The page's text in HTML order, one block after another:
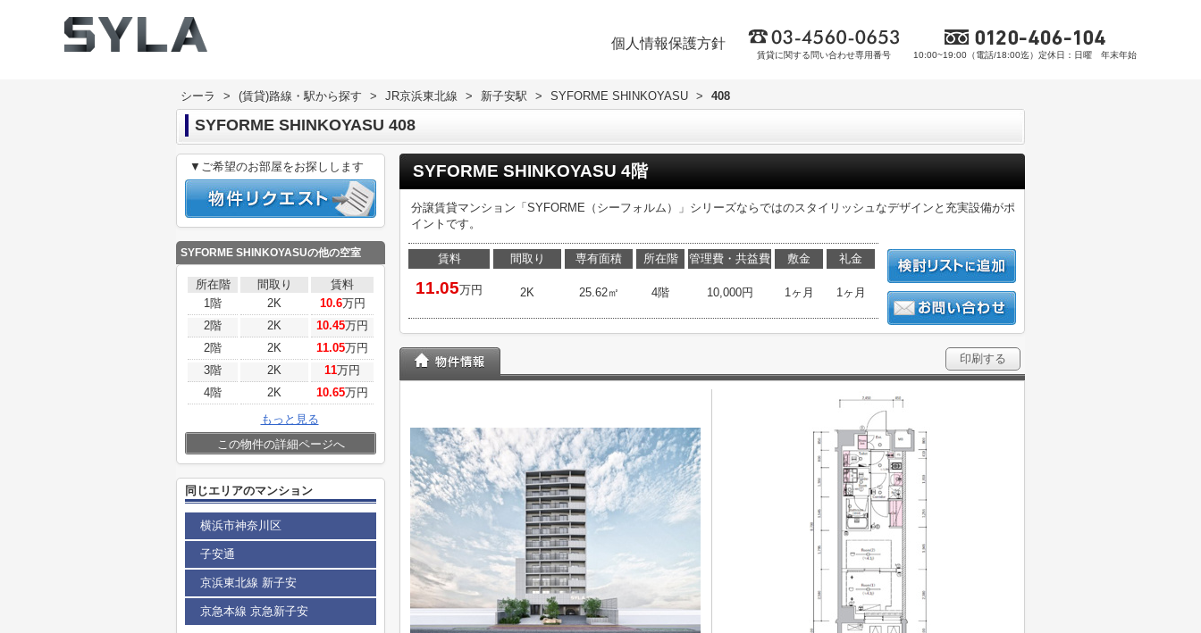
個人情報保護方針
賃貸に関する問い合わせ専用番号 10:00~19:00（電話/18:00迄）定休日：日曜 年末年始
シーラ > (賃貸)路線・駅から探す > JR京浜東北線 > 新子安駅 > SYFORME SHINKOYASU > 408
SYFORME SHINKOYASU 408
SYFORME SHINKOYASU 4階
分譲賃貸マンション「SYFORME（シーフォルム）」シリーズならではのスタイリッシュなデザインと充実設備がポ
イントです。
賃料
11.05万円
間取り
2K
専有面積
25.62㎡
所在階
4階
管理費・共益費
10,000円
敷金
1ヶ月
礼金
1ヶ月
印刷する
▼ご希望のお部屋をお探しします
SYFORME SHINKOYASUの他の空室
所在階 間取り
賃料
1階
2K 10.6万円
2階
2K 10.45万円
2階
2K 11.05万円
3階
2K 11万円
4階
2K 10.65万円
もっと見る
この物件の詳細ページへ
同じエリアのマンション
横浜市神奈川区
子安通
京浜東北線 新子安
京急本線 京急新子安